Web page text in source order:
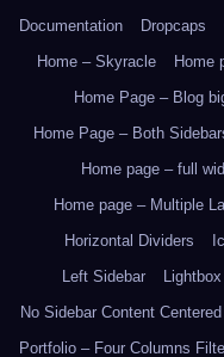
Documentation
Dropcaps
Home – Skyracle
Home
Home Page – Blog
Home Page – Both
Home page – full
Home page – Multiple
Horizontal Dividers
Left Sidebar
Lightbox
No Sidebar Content Centered
Portfolio – Four Columns